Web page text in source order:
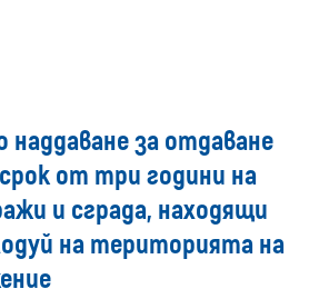
наддаване за отдаване
от три години на
и сграда, находящи
на територията на